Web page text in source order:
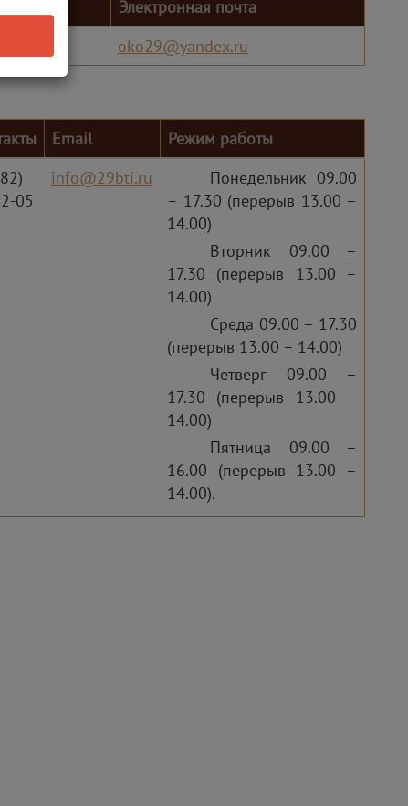
Электронная почта
oko29@yandex.ru
Email
Режим работы
05
info@29bti.ru
Понедельник 09.00
– 17.30 (перерыв 13.00 –
14.00)
Вторник 09.00 –
17.30 (перерыв 13.00 –
14.00)
Среда 09.00 – 17.30
(перерыв 13.00 – 14.00)
Четверг 09.00 –
17.30 (перерыв 13.00 –
14.00)
Пятница 09.00 –
16.00 (перерыв 13.00 –
14.00).